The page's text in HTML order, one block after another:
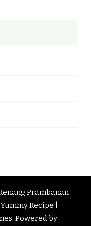
Prambanan
Yummy Recipe |
. Powered by